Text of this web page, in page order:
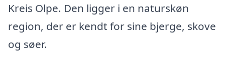
Kreis Olpe. Den ligger i en naturskøn
region, der er kendt for sine bjerge, skove
og søer.